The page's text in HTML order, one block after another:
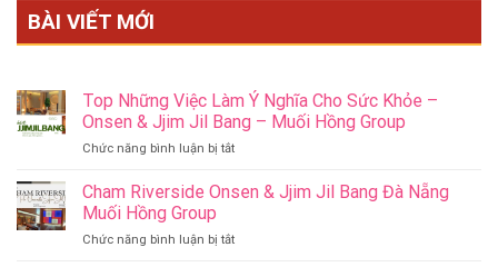
BÀI VIẾT MỚI
Top Những Việc Làm Ý Nghĩa Cho Sức Khỏe –
Onsen & Jjim Jil Bang – Muối Hồng Group
Chức năng bình luận bị tắtở
Những
Ý
Cham Riverside Onsen & Jjim Jil Bang Đà Nẵng
Muối Hồng Group
Chức năng bình luận bị tắtở